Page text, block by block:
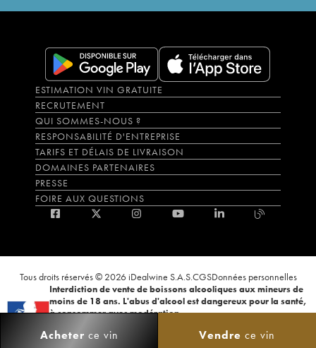
Acheter ce vin Vendre ce vin
ESTIMATION VIN GRATUITE
RECRUTEMENT
QUI SOMMES-NOUS ?
RESPONSABILITÉ D'ENTREPRISE
TARIFS ET DÉLAIS DE LIVRAISON
DOMAINES PARTENAIRES
PRESSE
FOIRE AUX QUESTIONS
Tous droits réservés © 2026 iDealwine S.A.S.CGSDonnées personnelles
Interdiction de vente de boissons alcooliques aux mineurs de
moins de 18 ans. L'abus d'alcool est dangereux pour la santé,
à consommer avec modération.
ligne. CODE DE LA SANTÉ PUBLIQUE, ART.L.3342-1 et L.3353-3